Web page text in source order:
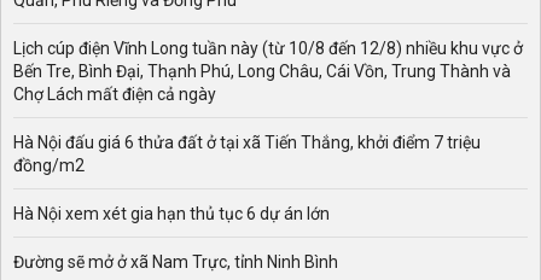
Lịch cúp điện Vĩnh Long tuần này (từ 10/8 đến 12/8) nhiều khu vực ở
Bến Tre, Bình Đại, Thạnh Phú, Long Châu, Cái Vồn, Trung Thành và
Chợ Lách mất điện cả ngày
Hà Nội đấu giá 6 thửa đất ở tại xã Tiến Thắng, khởi điểm 7 triệu
đồng/m2
Hà Nội xem xét gia hạn thủ tục 6 dự án lớn
Đường sẽ mở ở xã Nam Trực, tỉnh Ninh Bình